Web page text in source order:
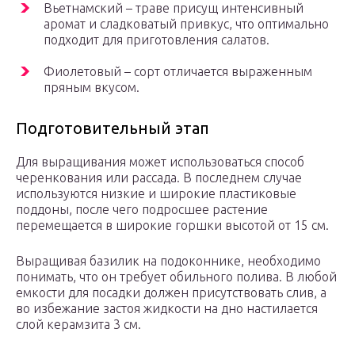
Вьетнамский – траве присущ интенсивный
аромат и сладковатый привкус, что оптимально
подходит для приготовления салатов.
Фиолетовый – сорт отличается выраженным
пряным вкусом.
Подготовительный этап
Для выращивания может использоваться способ
черенкования или рассада. В последнем случае
используются низкие и широкие пластиковые
поддоны, после чего подросшее растение
перемещается в широкие горшки высотой от 15 см.
Выращивая базилик на подоконнике, необходимо
понимать, что он требует обильного полива. В любой
емкости для посадки должен присутствовать слив, а
во избежание застоя жидкости на дно настилается
слой керамзита 3 см.